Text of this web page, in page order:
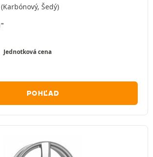
(Karbónový, Šedý)
Jednotková cena
POHĽAD